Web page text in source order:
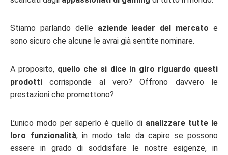
Stiamo parlando delle aziende leader del mercato e
sono sicuro che alcune le avrai già sentite nominare.
A proposito, quello che si dice in giro riguardo questi
prodotti corrisponde al vero? Offrono davvero le
prestazioni che promettono?
L’unico modo per saperlo è quello di analizzare tutte le
loro funzionalità, in modo tale da capire se possono
essere in grado di soddisfare le nostre esigenze, in